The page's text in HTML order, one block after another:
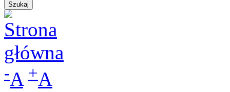
-A +A